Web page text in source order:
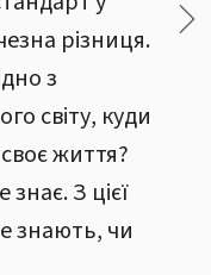
різниця.
з
світу, куди
життя?
З цієї
знають, чи